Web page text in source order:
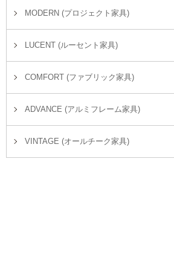
MODERN (プロジェクト家具)
LUCENT (ルーセント家具)
COMFORT (ファブリック家具)
ADVANCE (アルミフレーム家具)
VINTAGE (オールチーク家具)